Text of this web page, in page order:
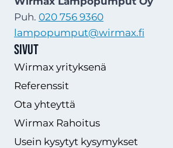
Puh. 020 756 9360
lampopumput@wirmax.fi
Sivut
Wirmax yrityksenä
Referenssit
Ota yhteyttä
Wirmax Rahoitus
Usein kysytyt kysymykset